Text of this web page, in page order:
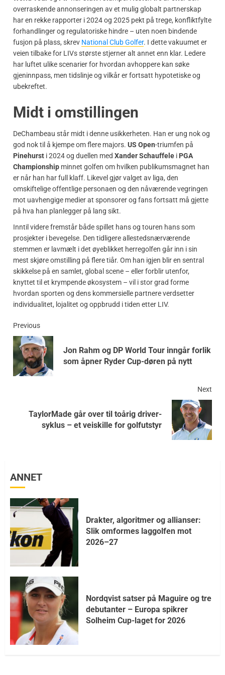
overraskende annonseringen av et mulig globalt partnerskap
har en rekke rapporter i 2024 og 2025 pekt på trege, konfliktfylte
forhandlinger og regulatoriske hindre – uten noen bindende
fusjon på plass, skrev National Club Golfer. I dette vakuumet er
veien tilbake for LIVs største stjerner alt annet enn klar. Ledere
har luftet ulike scenarier for hvordan avhoppere kan søke
gjeninnpass, men tidslinje og vilkår er fortsatt hypotetiske og
ubekreftet.
Midt i omstillingen
DeChambeau står midt i denne usikkerheten. Han er ung nok og
god nok til å kjempe om flere majors. US Open-triumfen på
Pinehurst i 2024 og duellen med Xander Schauffele i PGA
Championship minnet golfen om hvilken publikumsmagnet han
er når han har full klaff. Likevel gjør valget av liga, den
omskiftelige offentlige personaen og den nåværende vegringen
mot uavhengige medier at sponsorer og fans fortsatt må gjette
på hva han planlegger på lang sikt.
Inntil videre fremstår både spillet hans og touren hans som
prosjekter i bevegelse. Den tidligere allestedsnærværende
stemmen er lavmælt i det øyeblikket herregolfen går inn i sin
mest skjøre omstilling på flere tiår. Om han igjen blir en sentral
skikkelse på en samlet, global scene – eller forblir utenfor,
knyttet til et krympende økosystem – vil i stor grad forme
hvordan sporten og dens kommersielle partnere verdsetter
individualitet, lojalitet og oppbrudd i tiden etter LIV.
Previous
Jon Rahm og DP World Tour inngår forlik
som åpner Ryder Cup-døren på nytt
Next
TaylorMade går over til toårig driver-
syklus – et veiskille for golfutstyr
ANNET
Drakter, algoritmer og allianser:
Slik omformes laggolfen mot
2026–27
Nordqvist satser på Maguire og tre
debutanter – Europa spikrer
Solheim Cup-laget for 2026